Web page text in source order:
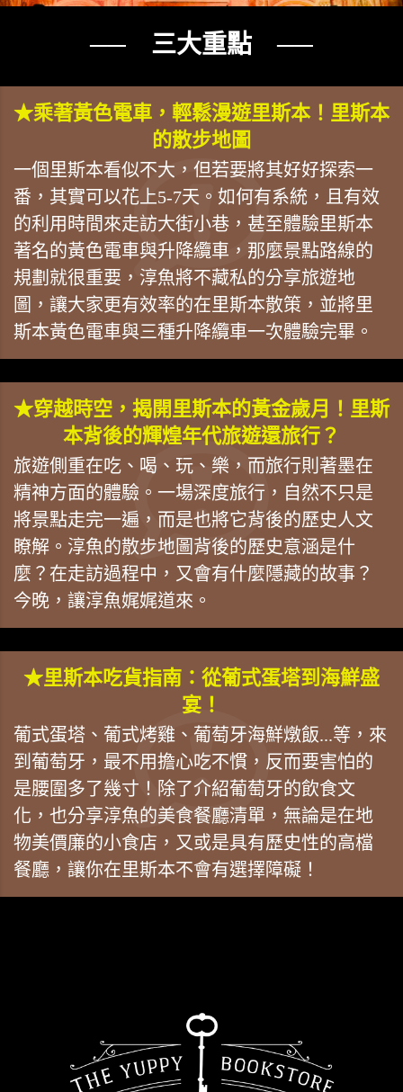
── 三大重點 ──
★乘著黃色電車，輕鬆漫遊里斯本！里斯本
的散步地圖
一個里斯本看似不大，但若要將其好好探索一
番，其實可以花上5-7天。如何有系統，且有效
的利用時間來走訪大街小巷，甚至體驗里斯本
著名的黃色電車與升降纜車，那麼景點路線的
規劃就很重要，淳魚將不藏私的分享旅遊地
圖，讓大家更有效率的在里斯本散策，並將里
斯本黃色電車與三種升降纜車一次體驗完畢。
★穿越時空，揭開里斯本的黃金歲月！里斯
本背後的輝煌年代旅遊還旅行？
旅遊側重在吃、喝、玩、樂，而旅行則著墨在
精神方面的體驗。一場深度旅行，自然不只是
將景點走完一遍，而是也將它背後的歷史人文
瞭解。淳魚的散步地圖背後的歷史意涵是什
麼？在走訪過程中，又會有什麼隱藏的故事？
今晚，讓淳魚娓娓道來。
★里斯本吃貨指南：從葡式蛋塔到海鮮盛
宴！
葡式蛋塔、葡式烤雞、葡萄牙海鮮燉飯...等，來
到葡萄牙，最不用擔心吃不慣，反而要害怕的
是腰圍多了幾寸！除了介紹葡萄牙的飲食文
化，也分享淳魚的美食餐廳清單，無論是在地
物美價廉的小食店，又或是具有歷史性的高檔
餐廳，讓你在里斯本不會有選擇障礙！